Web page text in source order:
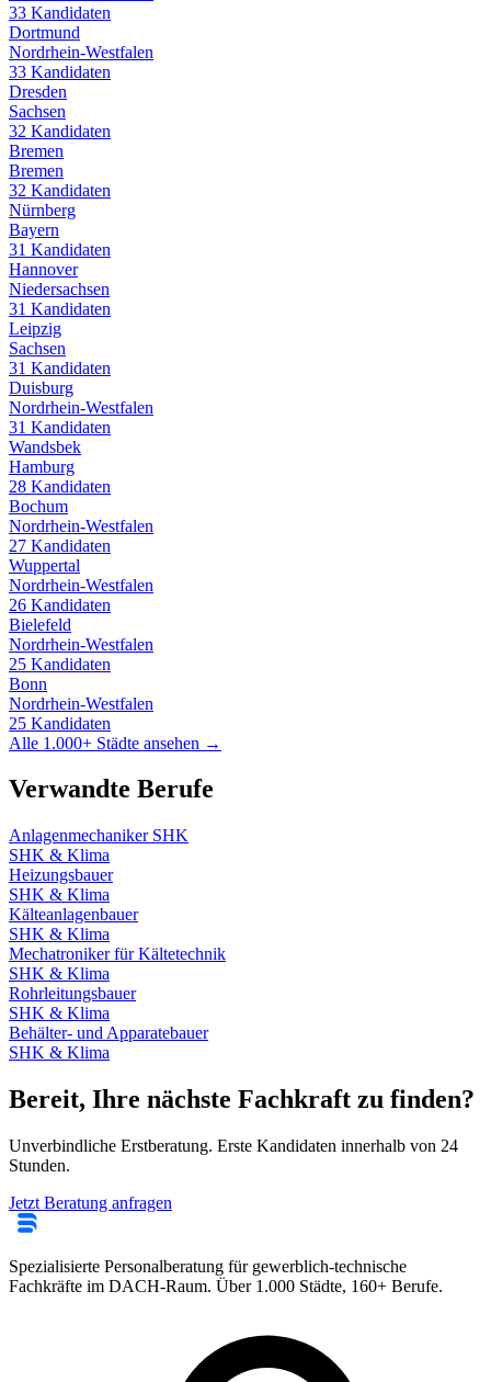
33 Kandidaten
Dortmund
Nordrhein-Westfalen
33 Kandidaten
Dresden
Sachsen
32 Kandidaten
Bremen
Bremen
32 Kandidaten
Nürnberg
Bayern
31 Kandidaten
Hannover
Niedersachsen
31 Kandidaten
Leipzig
Sachsen
31 Kandidaten
Duisburg
Nordrhein-Westfalen
31 Kandidaten
Wandsbek
Hamburg
28 Kandidaten
Bochum
Nordrhein-Westfalen
27 Kandidaten
Wuppertal
Nordrhein-Westfalen
26 Kandidaten
Bielefeld
Nordrhein-Westfalen
25 Kandidaten
Bonn
Nordrhein-Westfalen
25 Kandidaten
Alle 1.000+ Städte ansehen →
Verwandte Berufe
Anlagenmechaniker SHK
SHK & Klima
Heizungsbauer
SHK & Klima
Kälteanlagenbauer
SHK & Klima
Mechatroniker für Kältetechnik
SHK & Klima
Rohrleitungsbauer
SHK & Klima
Behälter- und Apparatebauer
SHK & Klima
Bereit, Ihre nächste Fachkraft zu finden?
Unverbindliche Erstberatung. Erste Kandidaten innerhalb von 24
Stunden.
Jetzt Beratung anfragen
Spezialisierte Personalberatung für gewerblich-technische
Fachkräfte im DACH-Raum. Über 1.000 Städte, 160+ Berufe.